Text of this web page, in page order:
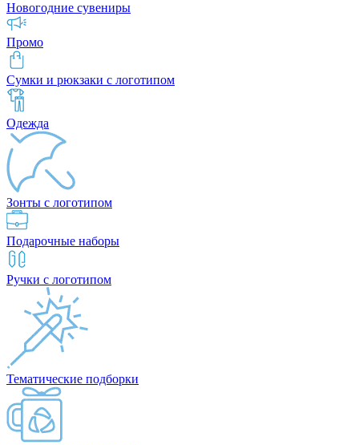
Новогодние сувениры
Промо
Сумки и рюкзаки с логотипом
Одежда
Зонты с логотипом
Подарочные наборы
Ручки с логотипом
Тематические подборки